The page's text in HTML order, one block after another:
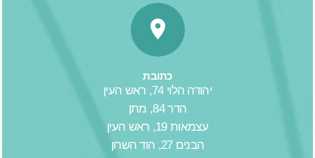
כתובת
יהודה הלוי 74, ראש העין
הדר 84, מתן
עצמאות 19, ראש העין
הבנים 27, הוד השרון